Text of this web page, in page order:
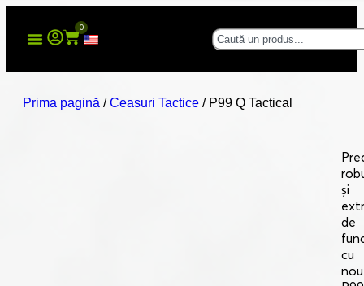
0
Prima pagină /Ceasuri Tactice / P99 Q Tactical
și
de
cu